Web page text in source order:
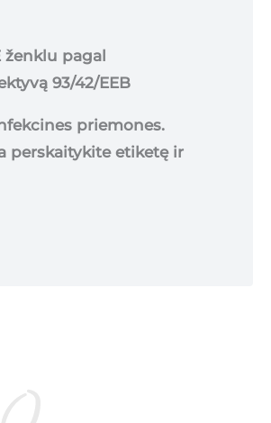
ženklu pagal
93/42/EEB
priemones.
perskaitykite etiketę ir